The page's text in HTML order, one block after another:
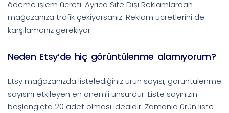
ödeme işlem ücreti. Ayrıca Site Dışı Reklamlardan
mağazanıza trafik çekiyorsanız. Reklam ücretlerini de
karşılamanız gerekiyor.
Neden Etsy’de hiç görüntülenme alamıyorum?
Etsy mağazanızda listelediğiniz ürün sayısı, görüntülenme
sayısını etkileyen en önemli unsurdur. Liste sayınızın
başlangıçta 20 adet olması idealdir. Zamanla ürün liste